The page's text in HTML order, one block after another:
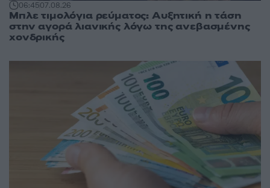
06:4507.08.26
Μπλε τιμολόγια ρεύματος: Αυξητική η τάση
στην αγορά λιανικής λόγω της ανεβασμένης
χονδρικής